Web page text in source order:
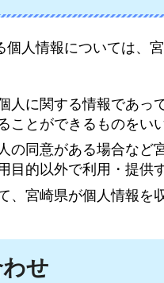
個人情報については、
人に関する情報であっ
ことができるものをい
の同意がある場合など
目的以外で利用・提供
、宮崎県が個人情報を
せ